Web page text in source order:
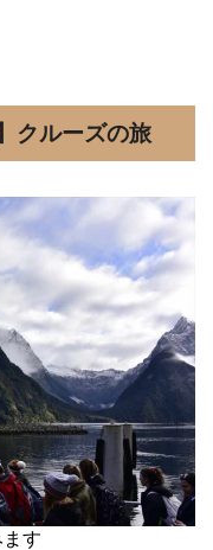
クルーズの旅
す